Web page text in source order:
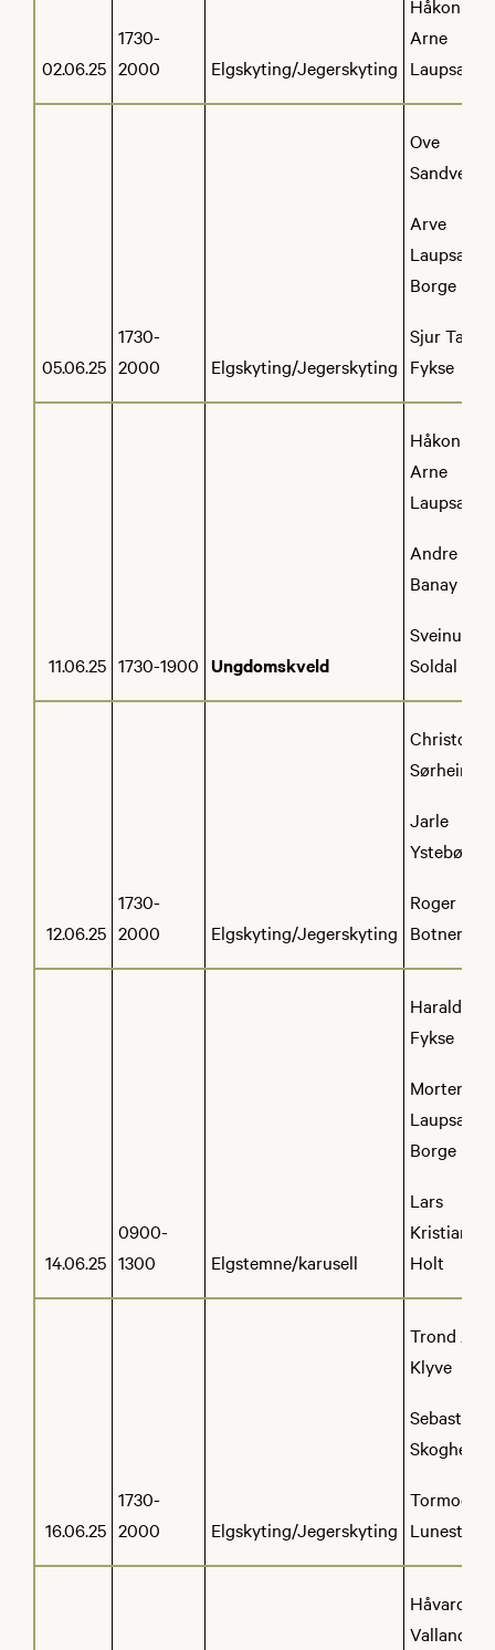
02.06.25
1730-
2000
Elgskyting/Jegerskyting
Håkon
Arne
Laupsa
05.06.25
1730-
2000
Elgskyting/Jegerskyting
Ove
Sandven
Arve
Laupsa-
Borge
Sjur Tarjei
Fykse
11.06.25 1730-1900 Ungdomskveld
Håkon
Arne
Laupsa
Andre
Banay
Sveinung
Soldal
12.06.25
1730-
2000
Elgskyting/Jegerskyting
Christoffer
Sørheim
Jarle
Ystebø
Roger
Botnen
14.06.25
0900-
1300
Elgstemne/karusell
Harald
Fykse
Morten
Laupsa-
Borge
Lars
Kristian
Holt
16.06.25
1730-
2000
Elgskyting/Jegerskyting
Trond Are
Klyve
Sebastian
Skogheim
Tormod
Lunestad
Håvard
Valland